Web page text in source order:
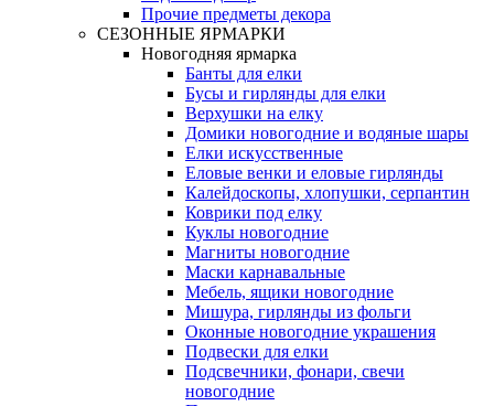
Прочие предметы декора
СЕЗОННЫЕ ЯРМАРКИ
Новогодняя ярмарка
Банты для елки
Бусы и гирлянды для елки
Верхушки на елку
Домики новогодние и водяные шары
Елки искусственные
Еловые венки и еловые гирлянды
Калейдоскопы, хлопушки, серпантин
Коврики под елку
Куклы новогодние
Магниты новогодние
Маски карнавальные
Мебель, ящики новогодние
Мишура, гирлянды из фольги
Оконные новогодние украшения
Подвески для елки
Подсвечники, фонари, свечи
новогодние